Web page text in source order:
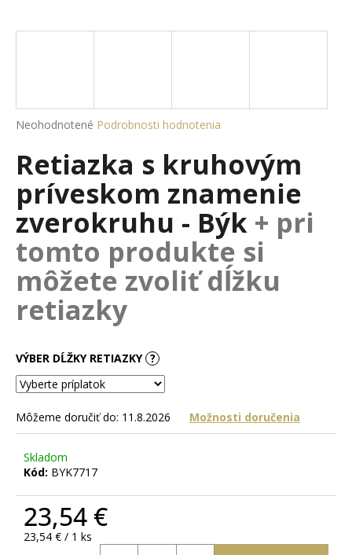
Priemerné
produktu
je
5
hviezdičiek.
Neohodnotené Podrobnosti hodnotenia
Retiazka s kruhovým
príveskom znamenie
zverokruhu - Býk + pri
tomto produkte si
môžete zvoliť dĺžku
retiazky
VÝBER DĹŽKY RETIAZKY ?
Môžeme doručiť do: 11.8.2026 Možnosti doručenia
Skladom
Kód: BYK7717
23,54 €
Jednotková
23,54 € / 1 ks
j
?
HĽADAŤ
O
d
p
o
r
č
a
m
RETIAZKA
PRÍVESKOM
ANJEL
TVARE
KRÍŽIKU